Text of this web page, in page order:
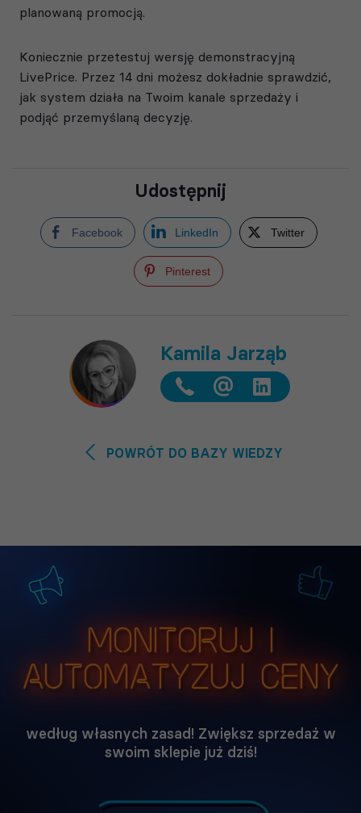
planowaną promocją.
Koniecznie przetestuj wersję demonstracyjną
LivePrice. Przez 14 dni możesz dokładnie sprawdzić,
jak system działa na Twoim kanale sprzedaży i
podjąć przemyślaną decyzję.
Udostępnij
Facebook LinkedIn Twitter
Pinterest
Kamila Jarząb
@
POWRÓT DO BAZY WIEDZY
Monitoruj i
automatyzuj ceny
według własnych zasad! Zwiększ sprzedaż w
swoim sklepie już dziś!